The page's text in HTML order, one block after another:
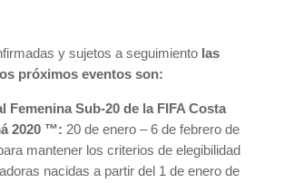
y sujetos a seguimientolas
próximos eventos son:
Femenina Sub-20 de la FIFA Costa
2020 ™: 20 de enero – 6 de febrero de
mantener los criterios de elegibilidad
nacidas a partir del 1 de enero de